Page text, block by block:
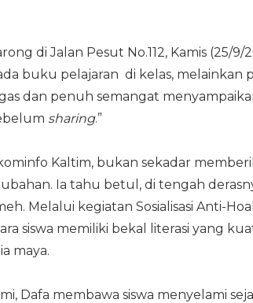
di Jalan Pesut No.112, Kamis (25/
buku pelajaran di kelas, melainkan
dan penuh semangat
sharing.”
Kaltim, bukan sekadar
Ia tahu betul, di tengah
Melalui kegiatan Sosialisasi Anti-
siswa memiliki bekal literasi yang
maya.
Dafa membawa siswa menyelami